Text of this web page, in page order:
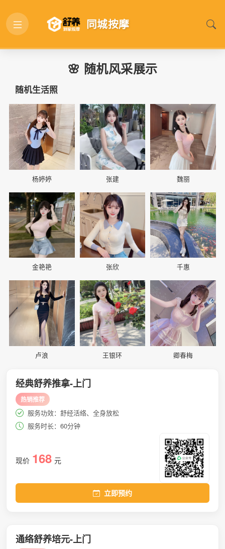
同城按摩
🌸 随机风采展示
随机生活照
📷
杨婷婷
📷
张建
📷
魏丽
📷
金艳艳
📷
张欣
📷
千惠
📷
卢浪
📷
王银环
📷
卿春梅
经典舒养推拿-上门
热销推荐
服务功效：舒经活络、全身放松
服务时长：60分钟
现价 168 元
立即预约
通络舒养培元-上门